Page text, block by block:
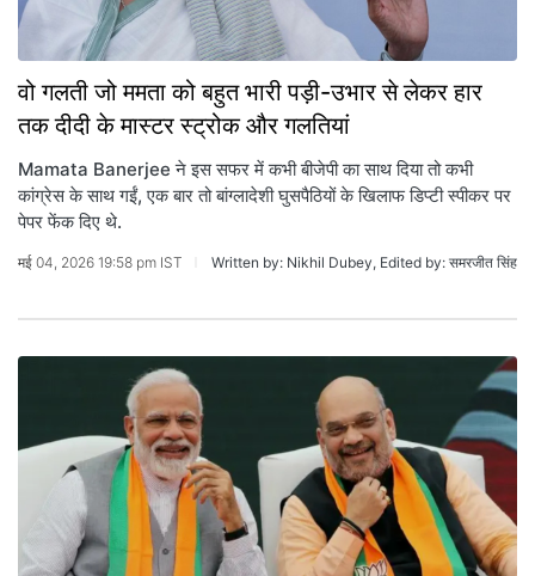
वो गलती जो ममता को बहुत भारी पड़ी-उभार से लेकर हार
तक दीदी के मास्टर स्ट्रोक और गलतियां
Mamata Banerjee ने इस सफर में कभी बीजेपी का साथ दिया तो कभी
कांग्रेस के साथ गईं, एक बार तो बांग्लादेशी घुसपैठियों के खिलाफ डिप्टी स्पीकर पर
पेपर फेंक दिए थे.
मई 04, 2026 19:58 pm IST Written by: Nikhil Dubey, Edited by: समरजीत सिंह